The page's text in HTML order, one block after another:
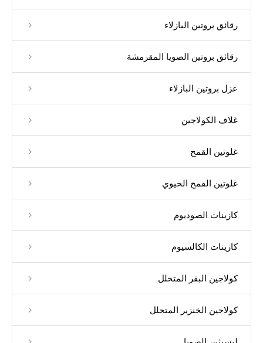
رقائق بروتين البازلاء
رقائق بروتين الصويا المقرمشة
عزل بروتين البازلاء
غلاف الكولاجين
غلوتين القمح
غلوتين القمح الحيوي
كازينات الصوديوم
كازينات الكالسيوم
كولاجين البقر المتحلل
كولاجين الخنزير المتحلل